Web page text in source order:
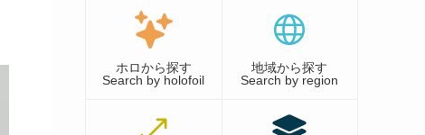
ホロから探す
Search by holofoil
地域から探す
Search by region